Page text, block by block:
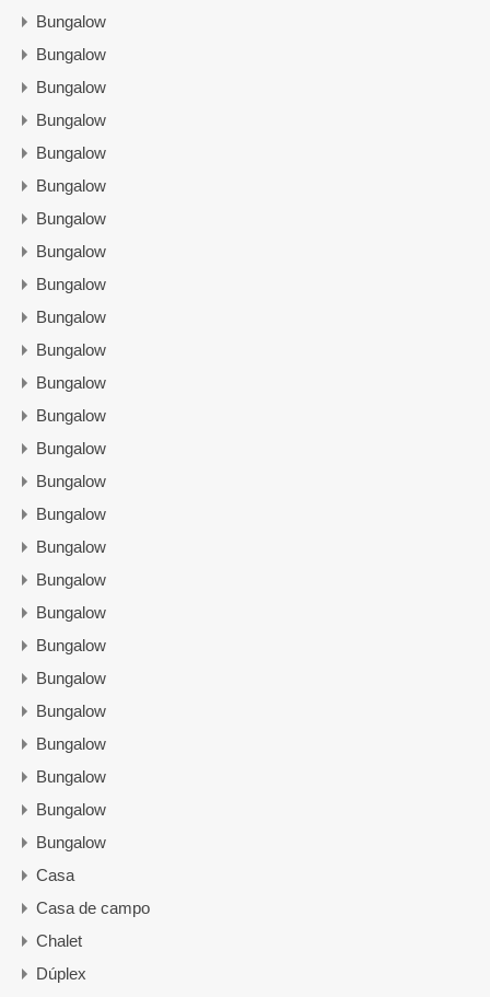
Bungalow
Bungalow
Bungalow
Bungalow
Bungalow
Bungalow
Bungalow
Bungalow
Bungalow
Bungalow
Bungalow
Bungalow
Bungalow
Bungalow
Bungalow
Bungalow
Bungalow
Bungalow
Bungalow
Bungalow
Bungalow
Bungalow
Bungalow
Bungalow
Bungalow
Bungalow
Casa
Casa de campo
Chalet
Dúplex